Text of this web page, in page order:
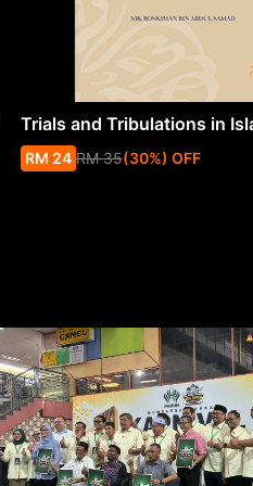
Trials and Tribulations in
RM 24 RM 35(30%) OFF